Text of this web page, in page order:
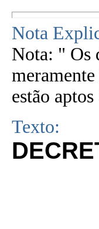
Nota
Nota: " Os
estão
Texto: